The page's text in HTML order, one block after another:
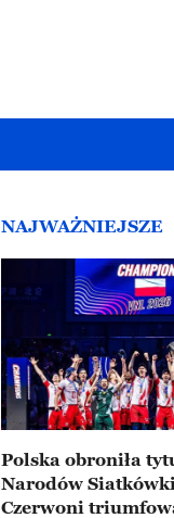
NAJWAŻNIEJSZE
Polska obroniła
Narodów
Czerwoni